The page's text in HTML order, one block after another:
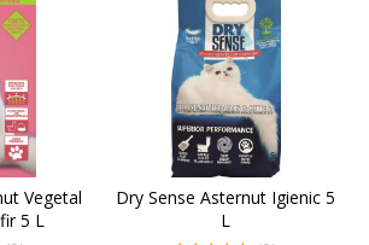
Vegetal
5 L
Dry Sense Asternut Igienic 5
L